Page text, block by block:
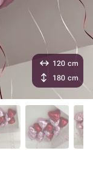
120 cm
180 cm